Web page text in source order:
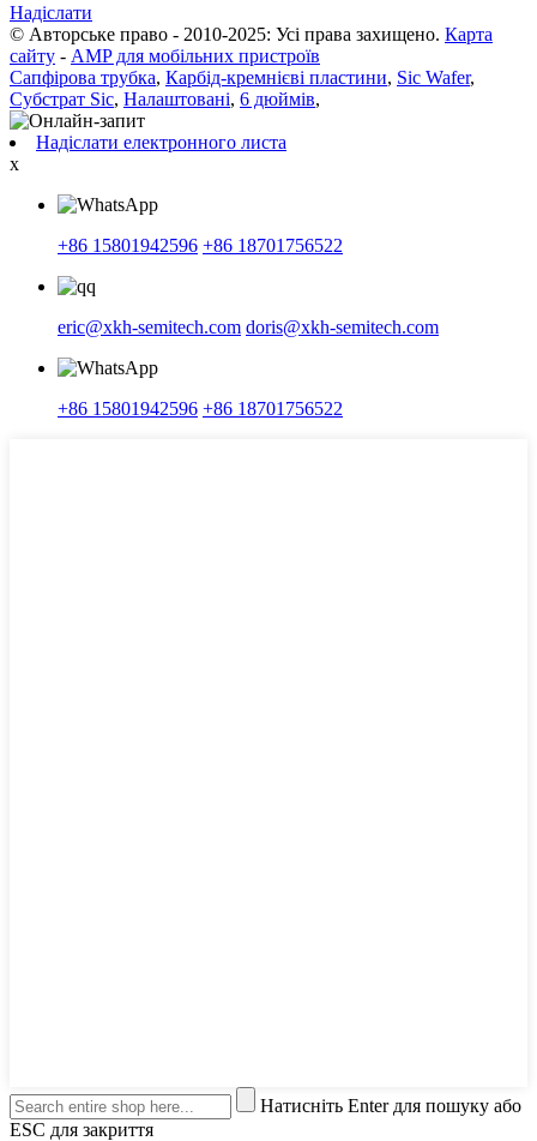
Надіслати
© Авторське право - 2010-2025: Усі права захищено. Карта
сайту - AMP для мобільних пристроїв
Сапфірова трубка, Карбід-кремнієві пластини, Sic Wafer,
Субстрат Sic, Налаштовані, 6 дюймів,
Надіслати електронного листа
x
+86 15801942596 +86 18701756522
eric@xkh-semitech.com doris@xkh-semitech.com
+86 15801942596 +86 18701756522
Натисніть Enter для пошуку або
ESC для закриття